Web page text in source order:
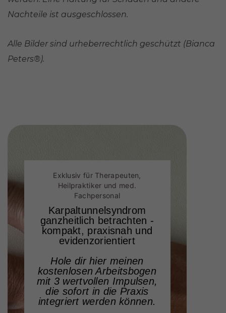
Nachteile ist ausgeschlossen.
Alle Bilder sind urheberrechtlich geschützt (Bianca
Peters®).
Exklusiv für Therapeuten,
Heilpraktiker und med.
Fachpersonal
Karpaltunnelsyndrom
ganzheitlich betrachten -
kompakt, praxisnah und
evidenzorientiert
Hole dir hier meinen
kostenlosen Arbeitsbogen
mit 3 wertvollen Impulsen,
die sofort in die Praxis
integriert werden können.